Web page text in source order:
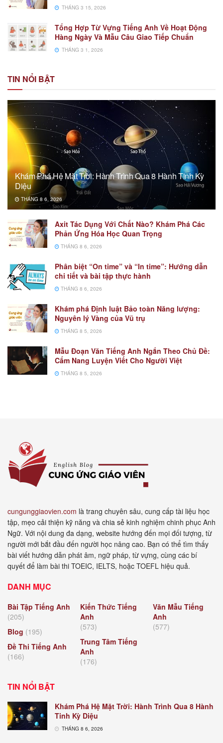
THÁNG 3 15, 2026
Tổng Hợp Từ Vựng Tiếng Anh Về Hoạt Động
Hàng Ngày Và Mẫu Câu Giao Tiếp Chuẩn
THÁNG 3 1, 2026
TIN NỔI BẬT
Khám Phá Hệ Mặt Trời: Hành Trình Qua 8 Hành Tinh Kỳ
Diệu
THÁNG 8 6, 2026
Axit Tác Dụng Với Chất Nào? Khám Phá Các
Phản Ứng Hóa Học Quan Trọng
THÁNG 8 6, 2026
Phân biệt “On time” và “In time”: Hướng dẫn
chi tiết và bài tập thực hành
THÁNG 8 6, 2026
Khám phá Định luật Bảo toàn Năng lượng:
Nguyên lý Vàng của Vũ trụ
THÁNG 8 5, 2026
Mẫu Đoạn Văn Tiếng Anh Ngắn Theo Chủ Đề:
Cẩm Nang Luyện Viết Cho Người Việt
THÁNG 8 5, 2026
cungunggiaovien.com là trang chuyên sâu, cung cấp tài liệu học
tập, mẹo cải thiện kỹ năng và chia sẻ kinh nghiệm chinh phục Anh
Ngữ. Với nội dung đa dạng, website hướng đến mọi đối tượng, từ
người mới bắt đầu đến người học nâng cao. Bạn có thể tìm thấy
bài viết hướng dẫn phát âm, ngữ pháp, từ vựng, cùng các bí
quyết để làm bài thi TOEIC, IELTS, hoặc TOEFL hiệu quả.
DANH MỤC
Bài Tập Tiếng Anh
(205)
Blog (195)
Đề Thi Tiếng Anh
(166)
Kiến Thức Tiếng
Anh
(573)
Trung Tâm Tiếng
Anh
(176)
Văn Mẫu Tiếng
Anh
(577)
TIN NỔI BẬT
Khám Phá Hệ Mặt Trời: Hành Trình Qua 8 Hành
Tinh Kỳ Diệu
THÁNG 8 6, 2026